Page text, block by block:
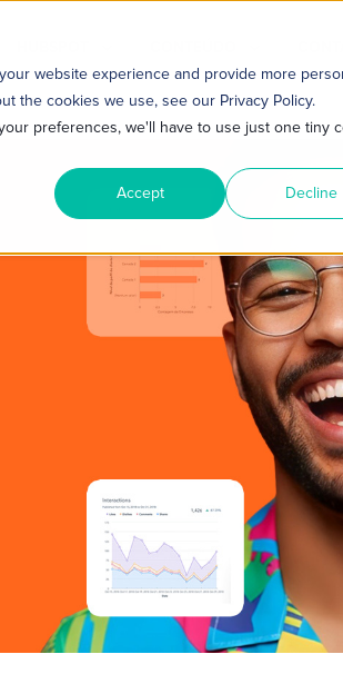
website experience and provide more
the cookies we use, see our Privacy Policy.
preferences, we'll have to use just one tiny
Accept Decline